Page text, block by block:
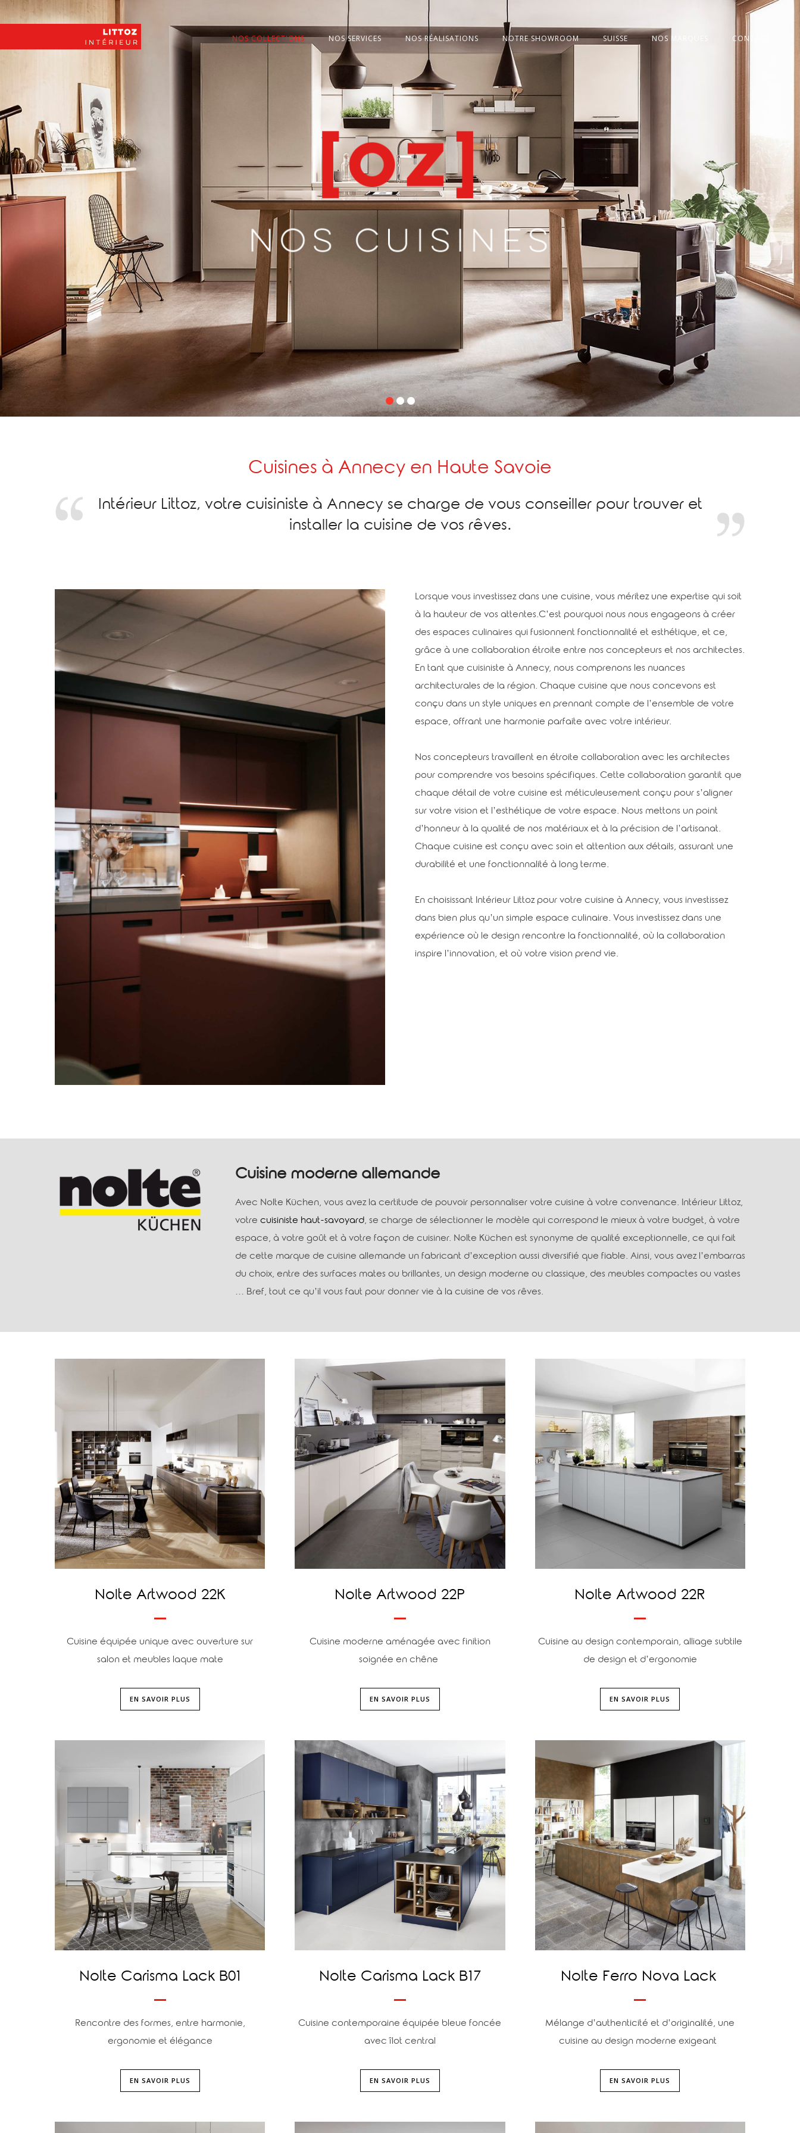
NOS COLLECTIONS NOS SERVICES NOS RÉALISATIONS NOTRE SHOWROOM SUISSE NOS MARQUES CONTACT
Cuisines à Annecy en Haute Savoie
Intérieur Littoz, votre cuisiniste à Annecy se charge de vous conseiller pour trouver et
installer la cuisine de vos rêves.
Lorsque vous investissez dans une cuisine, vous méritez une expertise qui soit
à la hauteur de vos attentes.C’est pourquoi nous nous engageons à créer
des espaces culinaires qui fusionnent fonctionnalité et esthétique, et ce,
grâce à une collaboration étroite entre nos concepteurs et nos architectes.
En tant que cuisiniste à Annecy, nous comprenons les nuances
architecturales de la région. Chaque cuisine que nous concevons est
conçu dans un style uniques en prennant compte de l’ensemble de votre
espace, offrant une harmonie parfaite avec votre intérieur.
Nos concepteurs travaillent en étroite collaboration avec les architectes
pour comprendre vos besoins spécifiques. Cette collaboration garantit que
chaque détail de votre cuisine est méticuleusement conçu pour s’aligner
sur votre vision et l’esthétique de votre espace. Nous mettons un point
d’honneur à la qualité de nos matériaux et à la précision de l’artisanat.
Chaque cuisine est conçu avec soin et attention aux détails, assurant une
durabilité et une fonctionnalité à long terme.
En choisissant Intérieur Littoz pour votre cuisine à Annecy, vous investissez
dans bien plus qu’un simple espace culinaire. Vous investissez dans une
expérience où le design rencontre la fonctionnalité, où la collaboration
inspire l’innovation, et où votre vision prend vie.
Cuisine moderne allemande
Avec Nolte Küchen, vous avez la certitude de pouvoir personnaliser votre cuisine à votre convenance. Intérieur Littoz,
votre cuisiniste haut-savoyard, se charge de sélectionner le modèle qui correspond le mieux à votre budget, à votre
espace, à votre goût et à votre façon de cuisiner. Nolte Küchen est synonyme de qualité exceptionnelle, ce qui fait
de cette marque de cuisine allemande un fabricant d’exception aussi diversifié que fiable. Ainsi, vous avez l’embarras
du choix, entre des surfaces mates ou brillantes, un design moderne ou classique, des meubles compactes ou vastes
… Bref, tout ce qu’il vous faut pour donner vie à la cuisine de vos rêves.
Nolte Artwood 22K
Cuisine équipée unique avec ouverture sur
salon et meubles laque mate
EN SAVOIR PLUS
Nolte Artwood 22P
Cuisine moderne aménagée avec finition
soignée en chêne
EN SAVOIR PLUS
Nolte Artwood 22R
Cuisine au design contemporain, alliage subtile
de design et d’ergonomie
EN SAVOIR PLUS
Nolte Carisma Lack B01
Rencontre des formes, entre harmonie,
ergonomie et élégance
EN SAVOIR PLUS
Nolte Carisma Lack B17
Cuisine contemporaine équipée bleue foncée
avec îlot central
EN SAVOIR PLUS
Nolte Ferro Nova Lack
Mélange d’authenticité et d’originalité, une
cuisine au design moderne exigeant
EN SAVOIR PLUS